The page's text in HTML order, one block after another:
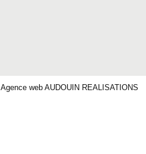
Agence web AUDOUIN REALISATIONS